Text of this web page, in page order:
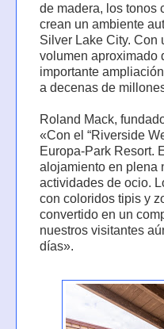
de madera, los tonos
crean un ambiente
Silver Lake City. Con
volumen aproximado
importante
a decenas de
Roland Mack,
«Con el “Riverside
Europa-Park Resort.
alojamiento en plena
actividades de ocio.
con coloridos tipis y
convertido en un
nuestros visitantes
días».